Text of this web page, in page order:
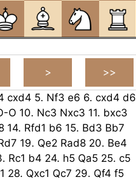
cxd4 5. Nf3 e6 6. cxd4 d6
O 10. Nc3 Nxc3 11. bxc3
14. Rfd1 b6 15. Bd3 Bb7
19. Qe2 Rad8 20. Be4
Rc1 b4 24. h5 Qa5 25. c5
28. Qxc1 Qc7 29. Qf4 f5